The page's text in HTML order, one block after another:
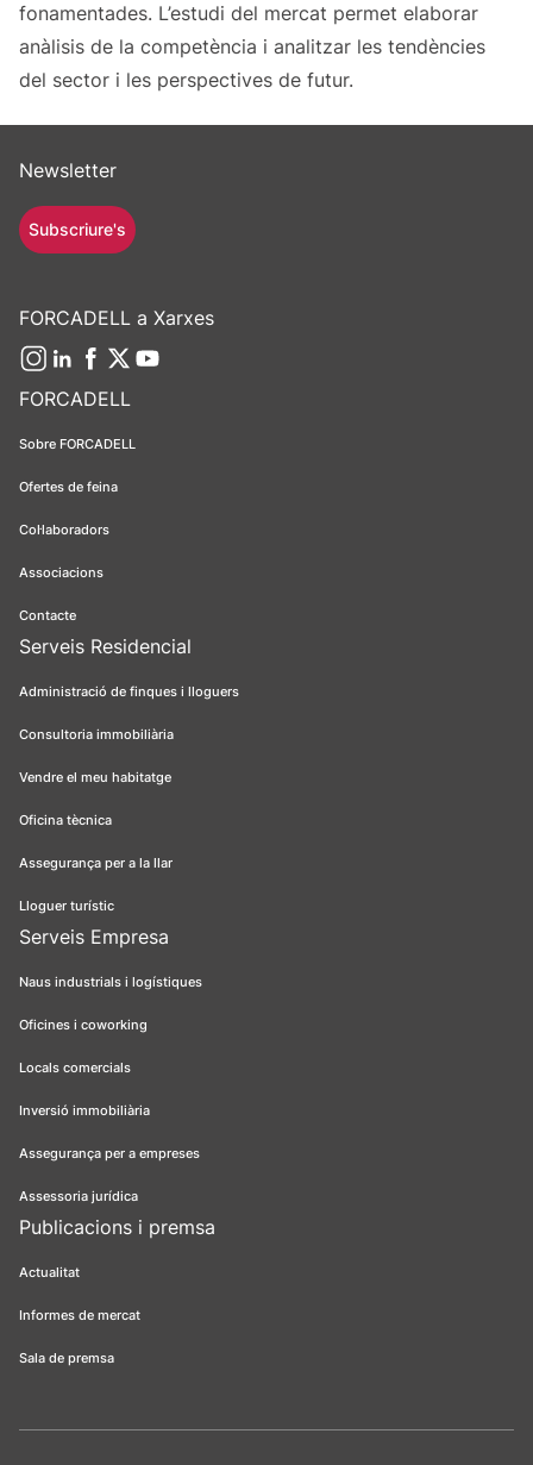
fonamentades. L’estudi del mercat permet elaborar
anàlisis de la competència i analitzar les tendències
del sector i les perspectives de futur.
FORCADELL
Sobre FORCADELL
Ofertes de feina
Col·laboradors
Associacions
Contacte
Serveis Residencial
Administració de finques i lloguers
Consultoria immobiliària
Vendre el meu habitatge
Oficina tècnica
Assegurança per a la llar
Lloguer turístic
Serveis Empresa
Naus industrials i logístiques
Oficines i coworking
Locals comercials
Inversió immobiliària
Assegurança per a empreses
Assessoria jurídica
Publicacions i premsa
Actualitat
Informes de mercat
Sala de premsa
Newsletter
Subscriure's
FORCADELL a Xarxes